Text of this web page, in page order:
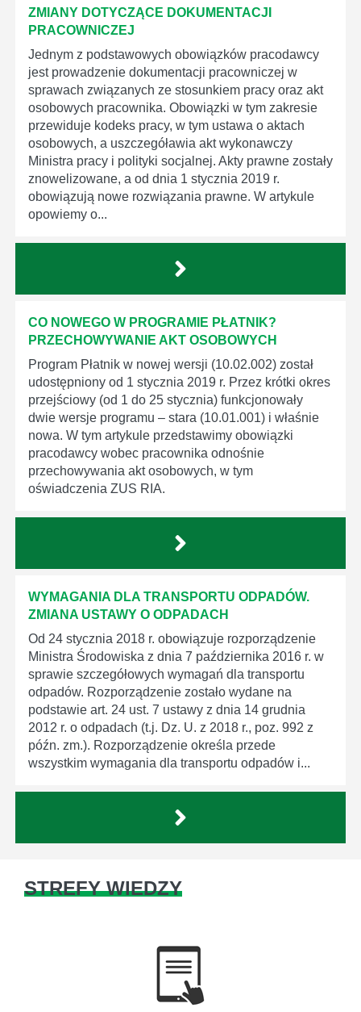
ZMIANY DOTYCZĄCE DOKUMENTACJI
PRACOWNICZEJ
Jednym z podstawowych obowiązków pracodawcy
jest prowadzenie dokumentacji pracowniczej w
sprawach związanych ze stosunkiem pracy oraz akt
osobowych pracownika. Obowiązki w tym zakresie
przewiduje kodeks pracy, w tym ustawa o aktach
osobowych, a uszczegóławia akt wykonawczy
Ministra pracy i polityki socjalnej. Akty prawne zostały
znowelizowane, a od dnia 1 stycznia 2019 r.
obowiązują nowe rozwiązania prawne. W artykule
opowiemy o...
CO NOWEGO W PROGRAMIE PŁATNIK?
PRZECHOWYWANIE AKT OSOBOWYCH
Program Płatnik w nowej wersji (10.02.002) został
udostępniony od 1 stycznia 2019 r. Przez krótki okres
przejściowy (od 1 do 25 stycznia) funkcjonowały
dwie wersje programu – stara (10.01.001) i właśnie
nowa. W tym artykule przedstawimy obowiązki
pracodawcy wobec pracownika odnośnie
przechowywania akt osobowych, w tym
oświadczenia ZUS RIA.
WYMAGANIA DLA TRANSPORTU ODPADÓW.
ZMIANA USTAWY O ODPADACH
Od 24 stycznia 2018 r. obowiązuje rozporządzenie
Ministra Środowiska z dnia 7 października 2016 r. w
sprawie szczegółowych wymagań dla transportu
odpadów. Rozporządzenie zostało wydane na
podstawie art. 24 ust. 7 ustawy z dnia 14 grudnia
2012 r. o odpadach (t.j. Dz. U. z 2018 r., poz. 992 z
późn. zm.). Rozporządzenie określa przede
wszystkim wymagania dla transportu odpadów i...
STREFY WIEDZY